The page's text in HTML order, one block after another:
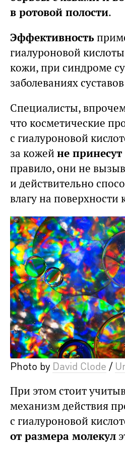
в ротовой полости.
Эффективность
гиалуроновой
кожи, при синдроме
заболеваниях суставов
Специалисты,
что косметические
с гиалуроновой
за кожей не принесут
правило, они не
и действительно
влагу на поверхности
Photo by David Clode /
При этом стоит
механизм действия
с гиалуроновой
от размера молекул